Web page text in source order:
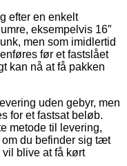
efter en enkelt
eksempelvis 16″
men som imidlertid
før et fastslået
kan nå at få pakken
uden gebyr, men
for et fastsat beløb.
metode til levering,
du befinder sig tæt
blive at få kørt